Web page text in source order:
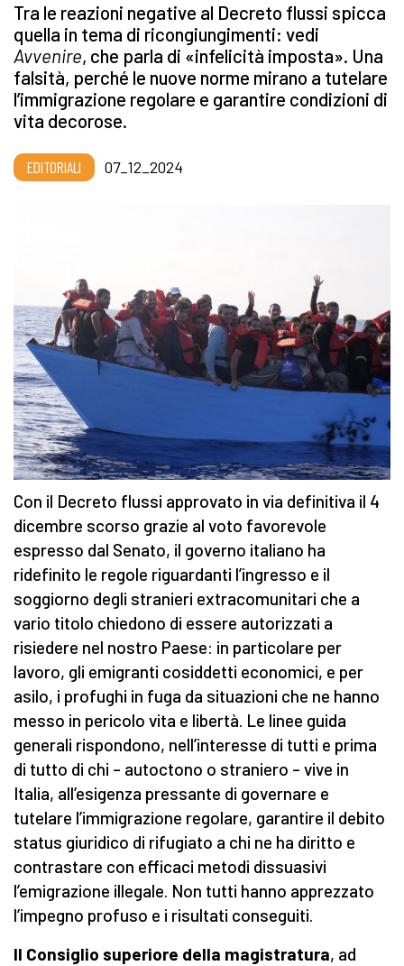
Tra le reazioni negative al Decreto flussi spicca
quella in tema di ricongiungimenti: vedi
Avvenire, che parla di «infelicità imposta». Una
falsità, perché le nuove norme mirano a tutelare
l’immigrazione regolare e garantire condizioni di
vita decorose.
EDITORIALI 07_12_2024
Con il Decreto flussi approvato in via definitiva il 4
dicembre scorso grazie al voto favorevole
espresso dal Senato, il governo italiano ha
ridefinito le regole riguardanti l’ingresso e il
soggiorno degli stranieri extracomunitari che a
vario titolo chiedono di essere autorizzati a
risiedere nel nostro Paese: in particolare per
lavoro, gli emigranti cosiddetti economici, e per
asilo, i profughi in fuga da situazioni che ne hanno
messo in pericolo vita e libertà. Le linee guida
generali rispondono, nell’interesse di tutti e prima
di tutto di chi – autoctono o straniero – vive in
Italia, all’esigenza pressante di governare e
tutelare l’immigrazione regolare, garantire il debito
status giuridico di rifugiato a chi ne ha diritto e
contrastare con efficaci metodi dissuasivi
l’emigrazione illegale. Non tutti hanno apprezzato
l’impegno profuso e i risultati conseguiti.
Il Consiglio superiore della magistratura, ad